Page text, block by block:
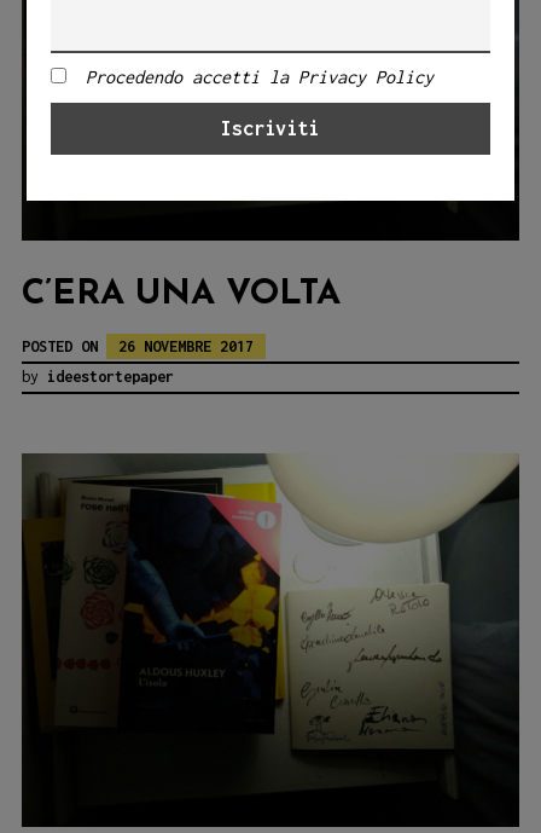
C’ERA UNA VOLTA
POSTED ON
26 NOVEMBRE 2017
by ideestortepaper
Procedendo accetti la Privacy Policy